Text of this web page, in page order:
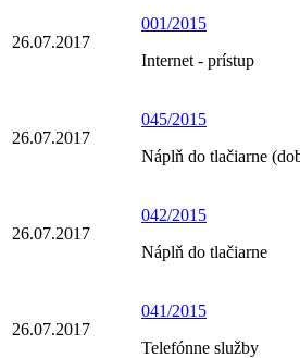
26.07.2017
001/2015
Internet - prístup
26.07.2017
045/2015
Náplň do tlačiarne
26.07.2017
042/2015
Náplň do tlačiarne
26.07.2017
041/2015
Telefónne služby